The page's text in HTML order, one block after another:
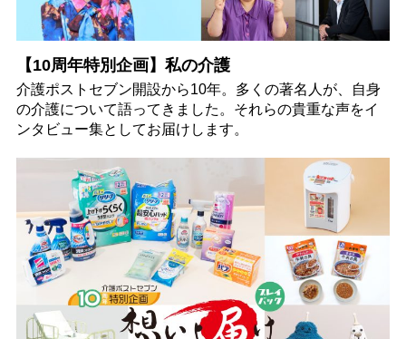
【10周年特別企画】私の介護
介護ポストセブン開設から10年。多くの著名人が、自身
の介護について語ってきました。それらの貴重な声をイ
ンタビュー集としてお届けします。